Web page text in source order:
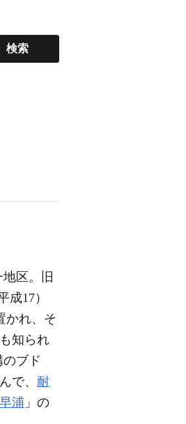
区。旧
17）
かれ、そ
知られ
ブド
で、 耐
浦 」の